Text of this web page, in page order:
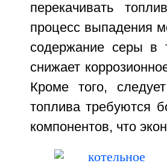
перекачивать
процесс выпадения
содержание серы в
снижает
Кроме того,
топлива требуются
компонентов, что